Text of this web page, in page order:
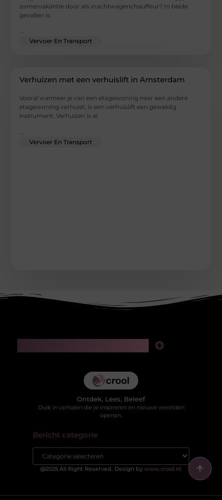
zomervakantie door als vrachtwagenchauffeur? In beide
gevallen is
...
Vervoer En Transport
Verhuizen met een verhuislift in Amsterdam
Vooral wanneer je van een etagewoning naar een andere
etagewoning verhuist, is een verhuislift een geweldig
instrument. Verhuizen is al
Vervoer En Transport
Ontdek, Lees, Beleef
Duik in verhalen die je inspireren en nieuwe werelden
openen.
Bericht categorie
@2025 All Right Reserved. Design by www.crool.nl.